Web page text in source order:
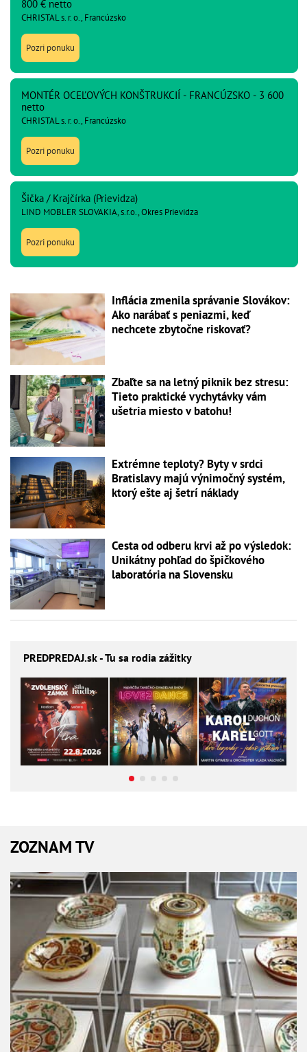
800 € netto
CHRISTAL s. r. o., Francúzsko
Pozri ponuku
MONTÉR OCEĽOVÝCH KONŠTRUKCIÍ - FRANCÚZSKO - 3 600
netto
CHRISTAL s. r. o., Francúzsko
Pozri ponuku
Šička / Krajčírka (Prievidza)
LIND MOBLER SLOVAKIA, s.r.o., Okres Prievidza
Pozri ponuku
Inflácia zmenila správanie Slovákov:
Ako narábať s peniazmi, keď
nechcete zbytočne riskovať?
Zbaľte sa na letný piknik bez stresu:
Tieto praktické vychytávky vám
ušetria miesto v batohu!
Extrémne teploty? Byty v srdci
Bratislavy majú výnimočný systém,
ktorý ešte aj šetrí náklady
Cesta od odberu krvi až po výsledok:
Unikátny pohľad do špičkového
laboratória na Slovensku
PREDPREDAJ.sk - Tu sa rodia zážitky
ZOZNAM TV